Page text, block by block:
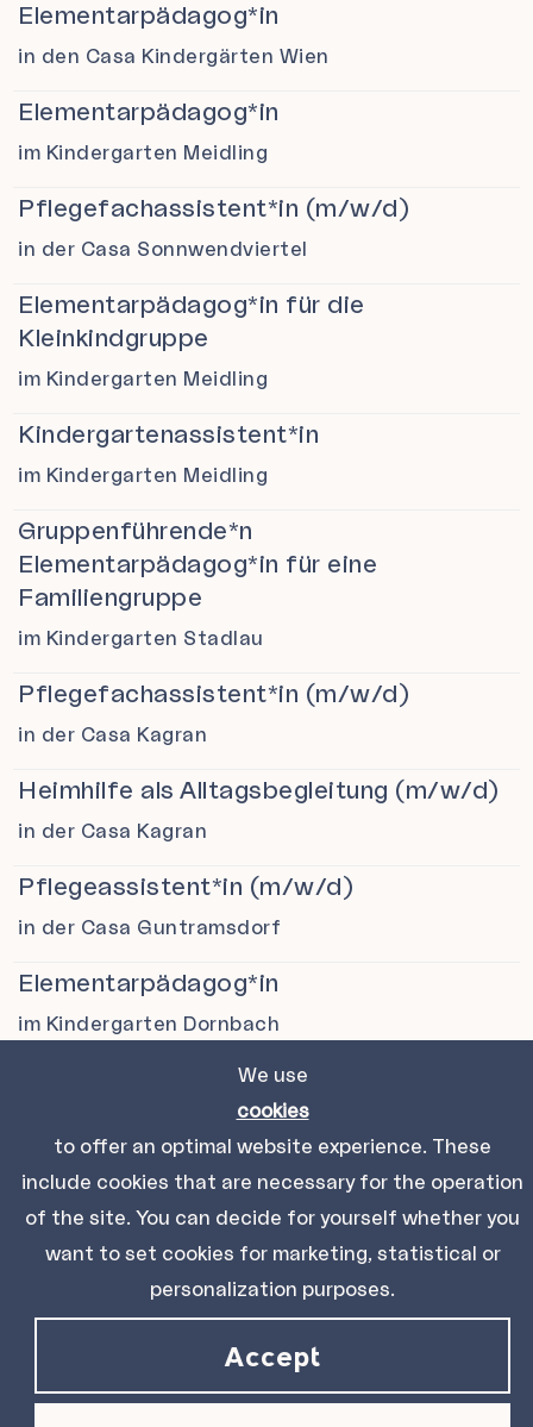
Elementarpädagog*in
in den Casa Kindergärten Wien
Elementarpädagog*in
im Kindergarten Meidling
Pflegefachassistent*in (m/w/d)
in der Casa Sonnwendviertel
Elementarpädagog*in für die
Kleinkindgruppe
im Kindergarten Meidling
Kindergartenassistent*in
im Kindergarten Meidling
Gruppenführende*n
Elementarpädagog*in für eine
Familiengruppe
im Kindergarten Stadlau
Pflegefachassistent*in (m/w/d)
in der Casa Kagran
Heimhilfe als Alltagsbegleitung (m/w/d)
in der Casa Kagran
Pflegeassistent*in (m/w/d)
in der Casa Guntramsdorf
Elementarpädagog*in
im Kindergarten Dornbach
Elementarpädagog*in
im Kindergarten Hirschstetten
Pflegefachassistent*in (m/w/d)
in der Casa Guntramsdorf
im Kindergarten Leopoldau
Elementarpädagog*innen
We use
cookies
to offer an optimal website experience. These
include cookies that are necessary for the operation
of the site. You can decide for yourself whether you
want to set cookies for marketing, statistical or
personalization purposes.
Accept